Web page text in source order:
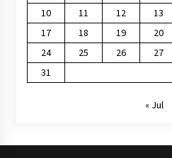
10
11 12 13
17
18 19 20
24
25 26 27
31
« Jul